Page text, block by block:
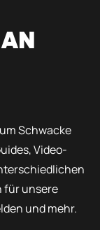
Schwacke
Video-
für unsere
und mehr.